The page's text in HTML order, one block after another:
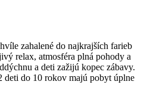
zahalené do najkrajších farieb
relax, atmosféra plná pohody a
a deti zažijú kopec zábavy.
deti do 10 rokov majú pobyt úplne